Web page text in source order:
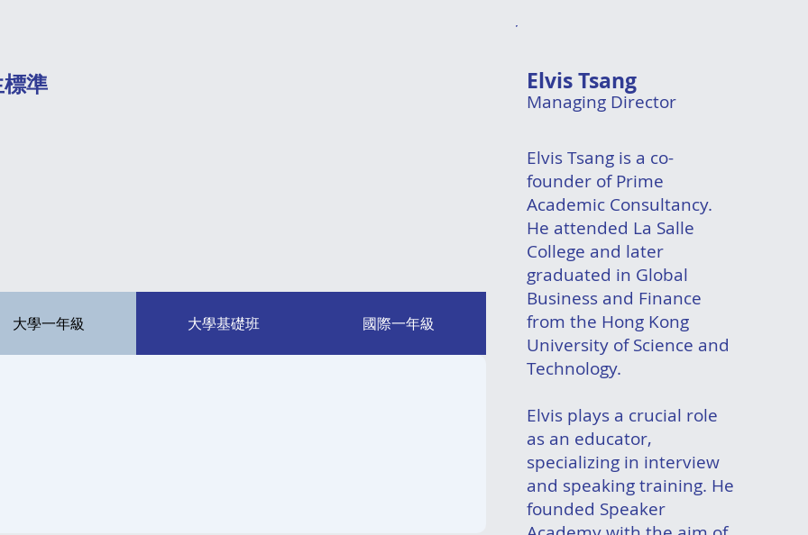
大學一年級 大學基礎班 國際一年級
Managing Director
Elvis Tsang
Elvis Tsang is a co-
founder of Prime
Academic Consultancy.
He attended La Salle
College and later
graduated in Global
Business and Finance
from the Hong Kong
University of Science and
Technology.
Elvis plays a crucial role
as an educator,
specializing in interview
and speaking training. He
founded Speaker
準